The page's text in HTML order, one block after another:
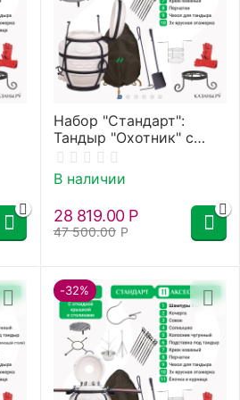
Набор "Стандарт":
Тандыр "Охотник" с
откидной крышкой +
аксессуары
В наличии
47 500.00 Р
28 819.00 Р
-32%